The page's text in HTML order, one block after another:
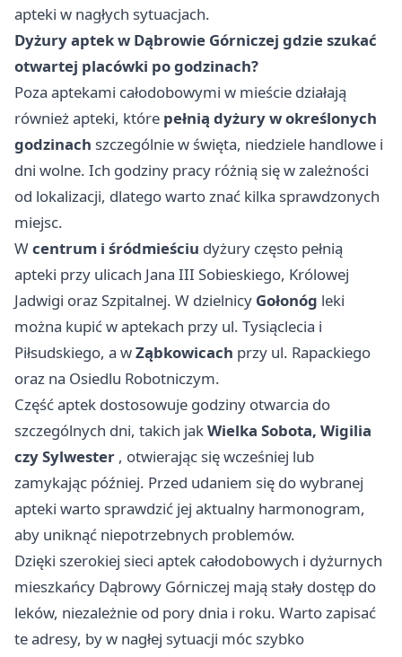
apteki w nagłych sytuacjach.
Dyżury aptek w Dąbrowie Górniczej gdzie szukać
otwartej placówki po godzinach?
Poza aptekami całodobowymi w mieście działają
również apteki, które pełnią dyżury w określonych
godzinach szczególnie w święta, niedziele handlowe i
dni wolne. Ich godziny pracy różnią się w zależności
od lokalizacji, dlatego warto znać kilka sprawdzonych
miejsc.
Wcentrum i śródmieściu dyżury często pełnią
apteki przy ulicach Jana III Sobieskiego, Królowej
Jadwigi oraz Szpitalnej. W dzielnicy Gołonóg leki
można kupić w aptekach przy ul. Tysiąclecia i
Piłsudskiego, a wZąbkowicach przy ul. Rapackiego
oraz na Osiedlu Robotniczym.
Część aptek dostosowuje godziny otwarcia do
szczególnych dni, takich jakWielka Sobota, Wigilia
czy Sylwester , otwierając się wcześniej lub
zamykając później. Przed udaniem się do wybranej
apteki warto sprawdzić jej aktualny harmonogram,
aby uniknąć niepotrzebnych problemów.
Dzięki szerokiej sieci aptek całodobowych i dyżurnych
mieszkańcy Dąbrowy Górniczej mają stały dostęp do
leków, niezależnie od pory dnia i roku. Warto zapisać
te adresy, by w nagłej sytuacji móc szybko